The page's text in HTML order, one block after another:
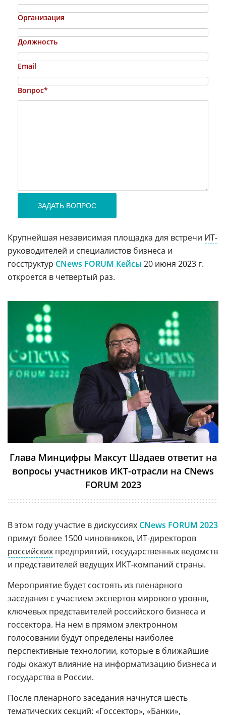
Организация
Должность
Email
Вопрос*
ЗАДАТЬ ВОПРОС
Крупнейшая независимая площадка для встречи ИТ-
руководителей и специалистов бизнеса и
госструктур CNews FORUM Кейсы 20 июня 2023 г.
откроется в четвертый раз.
Глава Минцифры Максут Шадаев ответит на
вопросы участников ИКТ-отрасли на CNews
FORUM 2023
В этом году участие в дискуссиях CNews FORUM 2023
примут более 1500 чиновников, ИТ-директоров
российских предприятий, государственных ведомств
и представителей ведущих ИКТ-компаний страны.
Мероприятие будет состоять из пленарного
заседания с участием экспертов мирового уровня,
ключевых представителей российского бизнеса и
госсектора. На нем в прямом электронном
голосовании будут определены наиболее
перспективные технологии, которые в ближайшие
годы окажут влияние на информатизацию бизнеса и
государства в России.
После пленарного заседания начнутся шесть
тематических секций: «Госсектор», «Банки»,